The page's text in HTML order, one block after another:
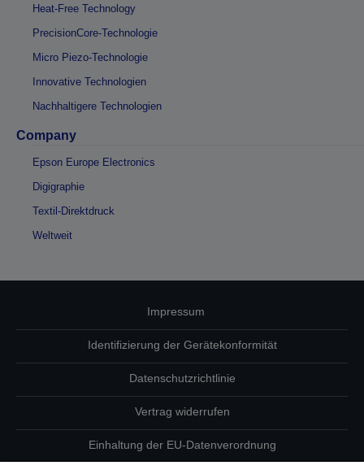
Heat-Free Technology
PrecisionCore-Technologie
Micro Piezo-Technologie
Innovative Technologien
Nachhaltigere Technologien
Company
Epson Europe Electronics
Digigraphie
Textil-Direktdruck
Weltweit
Impressum
Identifizierung der Gerätekonformität
Datenschutzrichtlinie
Vertrag widerrufen
Einhaltung der EU-Datenverordnung